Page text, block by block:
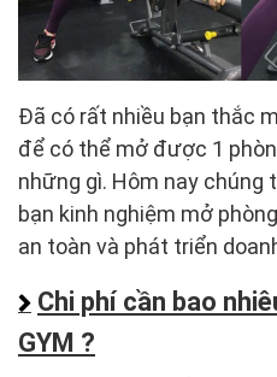
Đã có rất nhiều bạn thắc
để có thể mở được 1
những gì. Hôm nay chúng
bạn kinh nghiệm mở
an toàn và phát triển
Chi phí cần bao
GYM ?